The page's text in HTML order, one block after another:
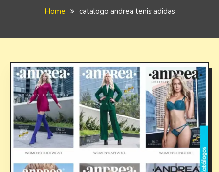
Home catalogo andrea tenis adidas